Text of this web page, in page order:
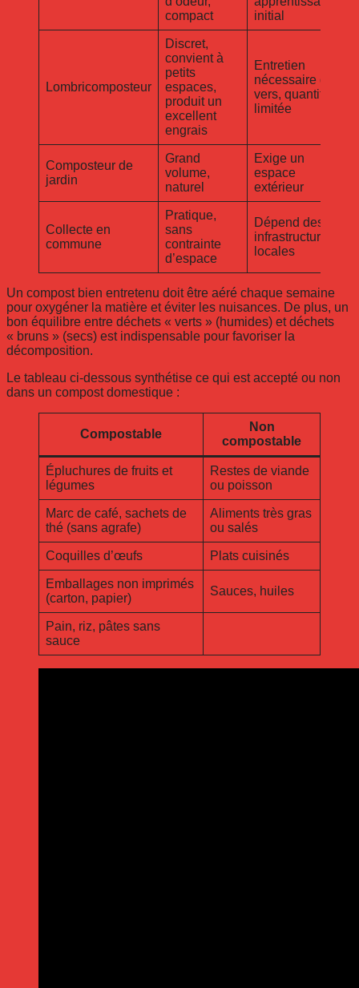
compact
initial
Lombricomposteur
Discret,
convient à
petits
espaces,
produit un
excellent
engrais
Entretien
nécessaire des
vers, quantité
limitée
Composteur de
jardin
Grand
volume,
naturel
Exige un
espace
extérieur
Collecte en
commune
Pratique,
sans
contrainte
d’espace
Dépend des
infrastructures
locales
Un compost bien entretenu doit être aéré chaque semaine
pour oxygéner la matière et éviter les nuisances. De plus, un
bon équilibre entre déchets « verts » (humides) et déchets
« bruns » (secs) est indispensable pour favoriser la
décomposition.
Le tableau ci-dessous synthétise ce qui est accepté ou non
dans un compost domestique :
Compostable
Non
compostable
Épluchures de fruits et
légumes
Restes de viande
ou poisson
Marc de café, sachets de
thé (sans agrafe)
Aliments très gras
ou salés
Coquilles d’œufs Plats cuisinés
Emballages non imprimés
(carton, papier)
Sauces, huiles
Pain, riz, pâtes sans
sauce